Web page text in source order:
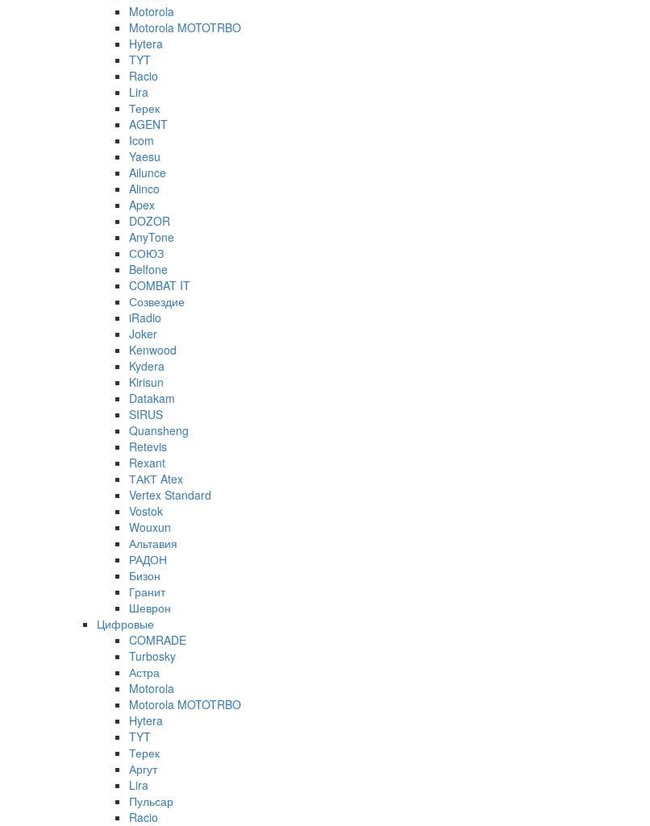
Motorola
Motorola MOTOTRBO
Hytera
TYT
Racio
Lira
Терек
AGENT
Icom
Yaesu
Ailunce
Alinco
Apex
DOZOR
AnyTone
СОЮЗ
Belfone
COMBAT IT
Созвездие
iRadio
Joker
Kenwood
Kydera
Kirisun
Datakam
SIRUS
Quansheng
Retevis
Rexant
ТАКТ Atex
Vertex Standard
Vostok
Wouxun
Альтавия
РАДОН
Бизон
Гранит
Шеврон
Цифровые
COMRADE
Turbosky
Астра
Motorola
Motorola MOTOTRBO
Hytera
TYT
Терек
Аргут
Lira
Пульсар
Racio